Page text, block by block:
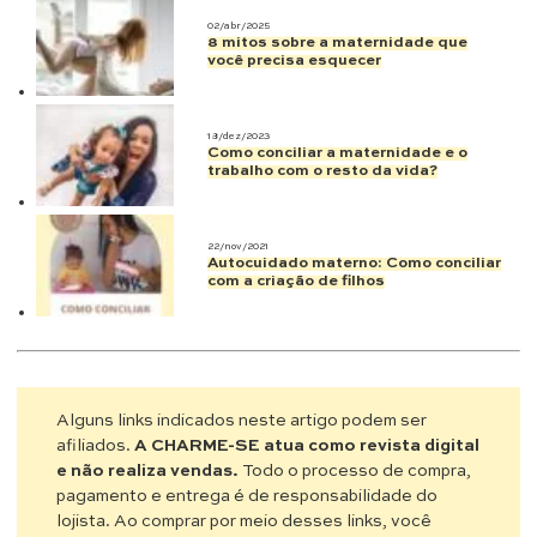
02/abr/2025
8 mitos sobre a maternidade que
você precisa esquecer
18/dez/2023
Como conciliar a maternidade e o
trabalho com o resto da vida?
22/nov/2021
Autocuidado materno: Como conciliar
com a criação de filhos
Alguns links indicados neste artigo podem ser
afiliados.A CHARME-SE atua como revista digital
e não realiza vendas. Todo o processo de compra,
pagamento e entrega é de responsabilidade do
lojista. Ao comprar por meio desses links, você